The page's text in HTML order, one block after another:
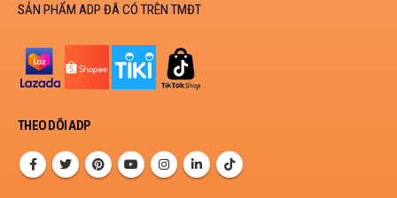
SẢN PHẨM ADP ĐÃ CÓ TRÊN TMĐT
THEO DÕI ADP